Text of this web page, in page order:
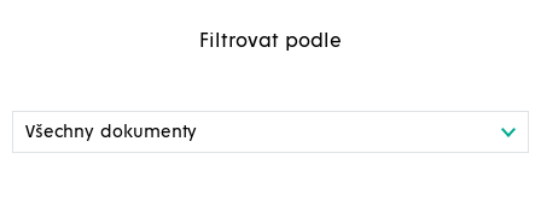
Filtrovat podle